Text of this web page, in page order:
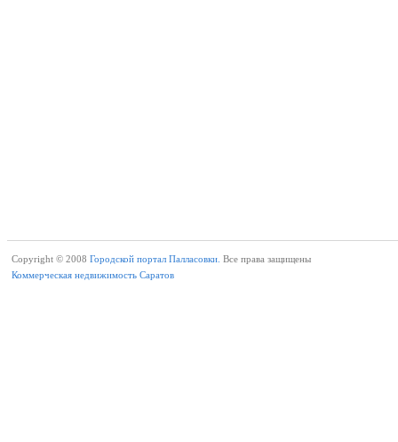
Copyright © 2008 Городской портал Палласовки. Все права защищены
Коммерческая недвижимость Саратов